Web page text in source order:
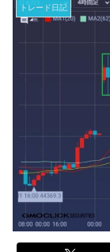
トレード日記